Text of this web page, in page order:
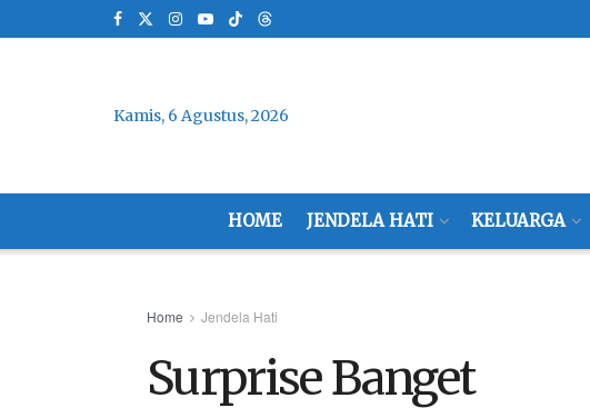
Kamis, 6 Agustus, 2026
HOME JENDELA HATI KELUARGA
Home Jendela Hati
Surprise Banget